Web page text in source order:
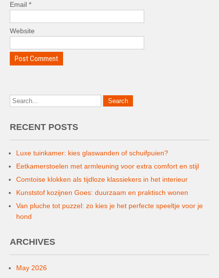
Email *
Website
RECENT POSTS
Luxe tuinkamer: kies glaswanden of schuifpuien?
Eetkamerstoelen met armleuning voor extra comfort en stijl
Comtoise klokken als tijdloze klassiekers in het interieur
Kunststof kozijnen Goes: duurzaam en praktisch wonen
Van pluche tot puzzel: zo kies je het perfecte speeltje voor je
hond
ARCHIVES
May 2026